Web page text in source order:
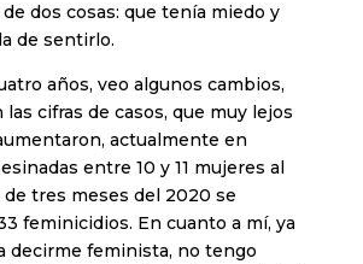
dos cosas: que tenía miedo y
de sentirlo.
años, veo algunos cambios,
cifras de casos, que muy lejos
actualmente en
entre 10 y 11 mujeres al
de tres meses del 2020 se
feminicidios. En cuanto a mí, ya
decirme feminista, no tengo